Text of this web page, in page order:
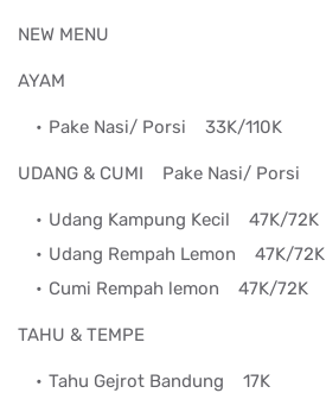
NEW MENU
AYAM
Pake Nasi/ Porsi 33K/110K
UDANG & CUMI Pake Nasi/ Porsi
Udang Kampung Kecil 47K/72K
Udang Rempah Lemon 47K/72K
Cumi Rempah lemon 47K/72K
TAHU & TEMPE
Tahu Gejrot Bandung 17K